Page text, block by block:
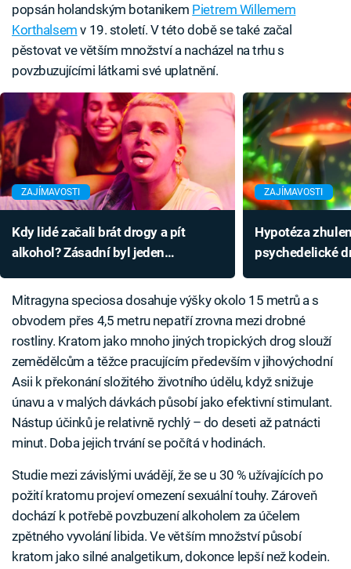
popsán holandským botanikem Pietrem Willemem
Korthalsem v 19. století. V této době se také začal
pěstovat ve větším množství a nacházel na trhu s
povzbuzujícími látkami své uplatnění.
ZAJÍMAVOSTI
Kdy lidé začali brát drogy a pít
alkohol? Zásadní byl jeden
ZAJÍMAVOSTI
Hypotéza
psychedelické
Mitragyna speciosa dosahuje výšky okolo 15 metrů a s
obvodem přes 4,5 metru nepatří zrovna mezi drobné
rostliny. Kratom jako mnoho jiných tropických drog slouží
zemědělcům a těžce pracujícím především v jihovýchodní
Asii k překonání složitého životního údělu, když snižuje
únavu a v malých dávkách působí jako efektivní stimulant.
Nástup účinků je relativně rychlý – do deseti až patnácti
minut. Doba jejich trvání se počítá v hodinách.
Studie mezi závislými uvádějí, že se u 30 % užívajících po
požití kratomu projeví omezení sexuální touhy. Zároveň
dochází k potřebě povzbuzení alkoholem za účelem
zpětného vyvolání libida. Ve větším množství působí
kratom jako silné analgetikum, dokonce lepší než kodein.